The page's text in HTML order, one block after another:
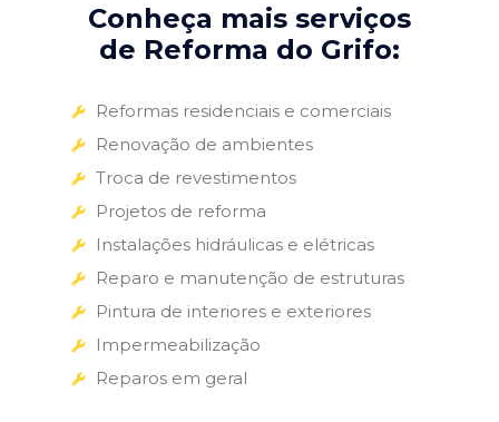
Conheça mais serviços
de Reforma do Grifo:
Reformas residenciais e comerciais
Renovação de ambientes
Troca de revestimentos
Projetos de reforma
Instalações hidráulicas e elétricas
Reparo e manutenção de estruturas
Pintura de interiores e exteriores
Impermeabilização
Reparos em geral